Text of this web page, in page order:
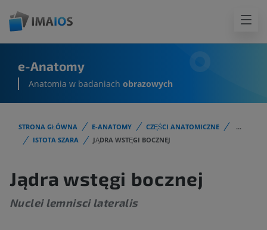
e-Anatomy
Anatomia w badaniach obrazowych
STRONA GŁÓWNA E-ANATOMY CZĘŚCI ANATOMICZNE
...
ISTOTA SZARA
JĄDRA WSTĘGI BOCZNEJ
Jądra wstęgi bocznej
Nuclei lemnisci lateralis